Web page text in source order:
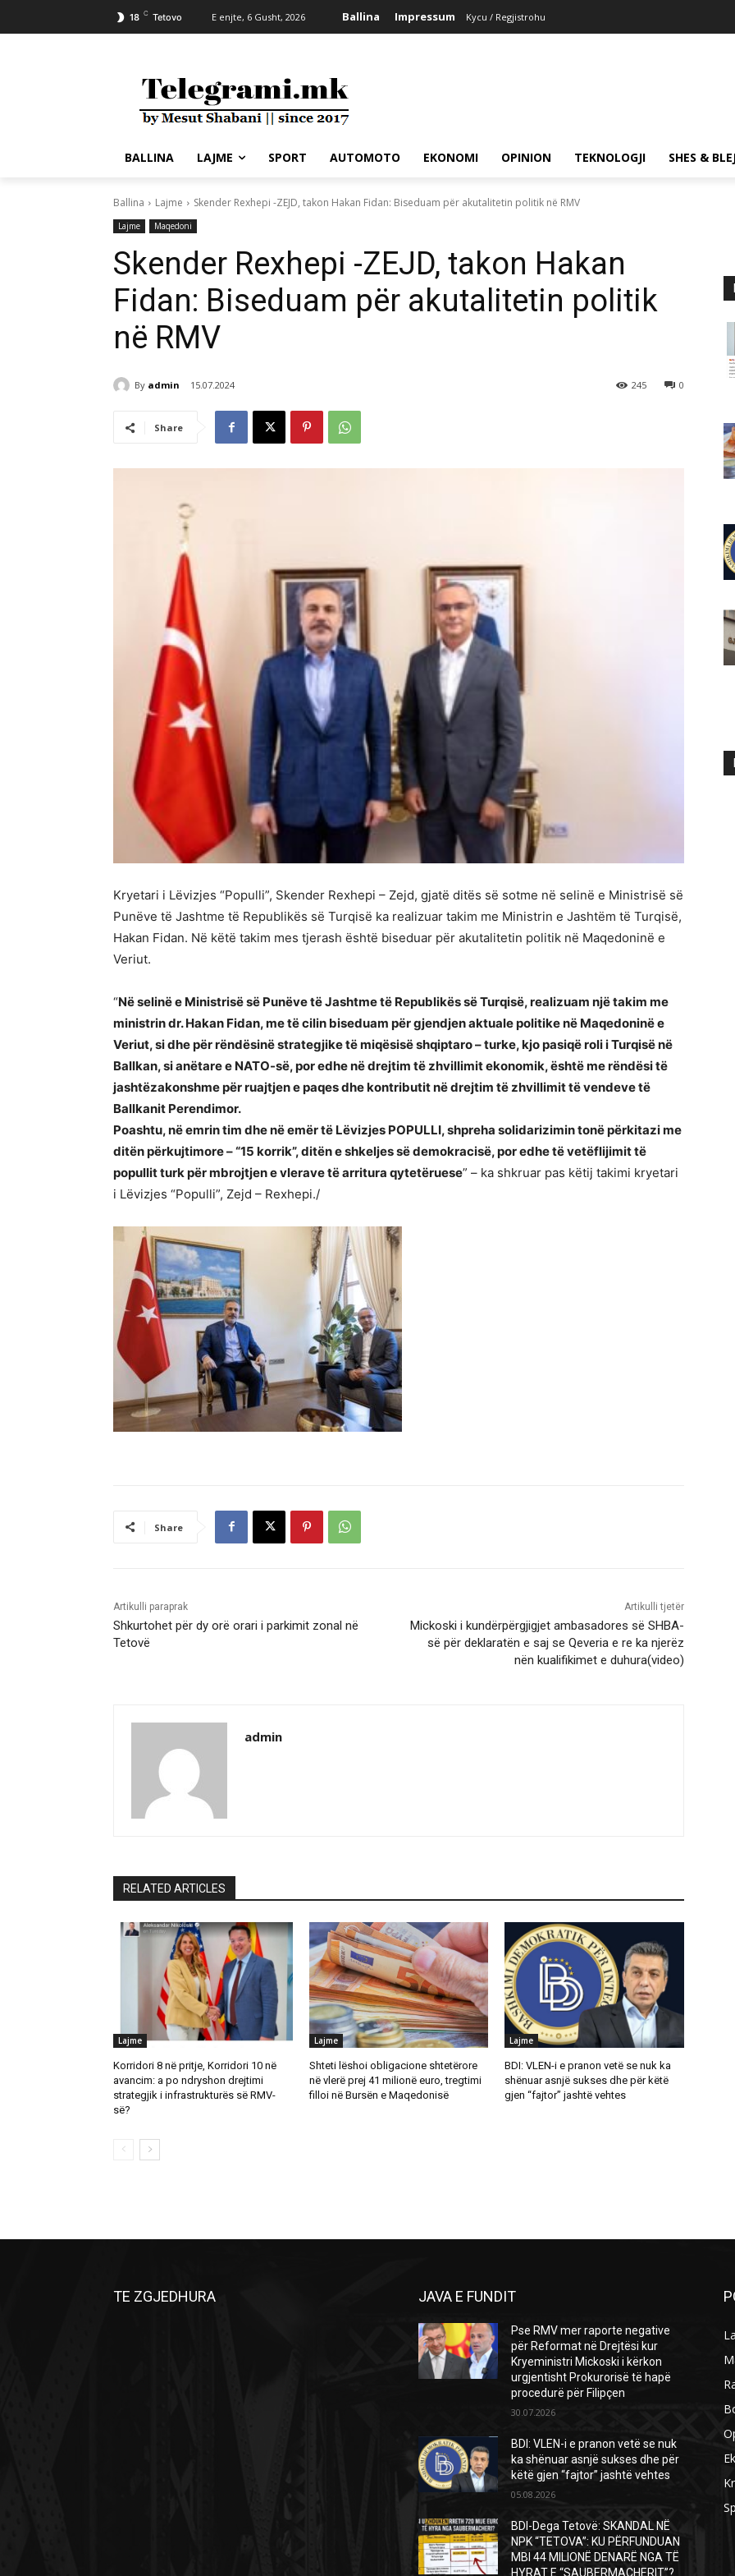
18 C Tetovo E enjte, 6 Gusht, 2026 Ballina Impressum Kycu / Regjistrohu
BALLINA LAJME SPORT AUTOMOTO EKONOMI OPINION TEKNOLOGJI SHES &
Ballina Lajme Skender Rexhepi -ZEJD, takon Hakan Fidan: Biseduam për akutalitetin politik në RMV
Lajme Maqedoni
Skender Rexhepi -ZEJD, takon Hakan
Fidan: Biseduam për akutalitetin politik
në RMV
By admin 15.07.2024 0
245
Share
Kryetari i Lëvizjes “Populli”, Skender Rexhepi – Zejd, gjatë ditës së sotme në selinë e Ministrisë së
Punëve të Jashtme të Republikës së Turqisë ka realizuar takim me Ministrin e Jashtëm të Turqisë,
Hakan Fidan. Në këtë takim mes tjerash është biseduar për akutalitetin politik në Maqedoninë e
Veriut.
“Në selinë e Ministrisë së Punëve të Jashtme të Republikës së Turqisë, realizuam një takim me
ministrin dr. Hakan Fidan, me të cilin biseduam për gjendjen aktuale politike në Maqedoninë e
Veriut, si dhe për rëndësinë strategjike të miqësisë shqiptaro – turke, kjo pasiqë roli i Turqisë në
Ballkan, si anëtare e NATO-së, por edhe në drejtim të zhvillimit ekonomik, është me rëndësi të
jashtëzakonshme për ruajtjen e paqes dhe kontributit në drejtim të zhvillimit të vendeve të
Ballkanit Perendimor.
Poashtu, në emrin tim dhe në emër të Lëvizjes POPULLI, shpreha solidarizimin tonë përkitazi me
ditën përkujtimore – “15 korrik”, ditën e shkeljes së demokracisë, por edhe të vetëflijimit të
popullit turk për mbrojtjen e vlerave të arritura qytetëruese” – ka shkruar pas këtij takimi kryetari
i Lëvizjes “Populli”, Zejd – Rexhepi./
Share
Artikulli paraprak
Shkurtohet për dy orë orari i parkimit zonal në
Tetovë
Artikulli tjetër
Mickoski i kundërpërgjigjet ambasadores së SHBA-
së për deklaratën e saj se Qeveria e re ka njerëz
nën kualifikimet e duhura(video)
admin
RELATED ARTICLES
Lajme
Korridori 8 në pritje, Korridori 10 në
avancim: a po ndryshon drejtimi
strategjik i infrastrukturës së RMV-
së?
Lajme
Shteti lëshoi obligacione shtetërore
në vlerë prej 41 milionë euro, tregtimi
filloi në Bursën e Maqedonisë
Lajme
BDI: VLEN-i e pranon vetë se nuk ka
shënuar asnjë sukses dhe për këtë
gjen “fajtor” jashtë vehtes
TE ZGJEDHURA JAVA E FUNDIT
Pse RMV mer raporte negative
për Reformat në Drejtësi kur
Kryeministri Mickoski i kërkon
urgjentisht Prokurorisë të hapë
procedurë për Filipçen
30.07.2026
BDI: VLEN-i e pranon vetë se nuk
ka shënuar asnjë sukses dhe për
këtë gjen “fajtor” jashtë vehtes
05.08.2026
BDI-Dega Tetovë: SKANDAL NË
NPK “TETOVA”: KU PËRFUNDUAN
MBI 44 MILIONË DENARË NGA TË
HYRAT E “SAUBERMACHERIT”?